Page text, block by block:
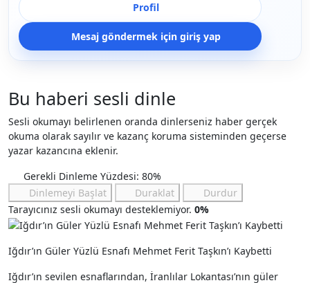
Profil
Mesaj göndermek için giriş yap
Bu haberi sesli dinle
Sesli okumayı belirlenen oranda dinlerseniz haber gerçek
okuma olarak sayılır ve kazanç koruma sisteminden geçerse
yazar kazancına eklenir.
Gerekli Dinleme Yüzdesi: 80%
Dinlemeyi Başlat
Duraklat
Durdur
Tarayıcınız sesli okumayı desteklemiyor. 0%
Iğdır’ın Güler Yüzlü Esnafı Mehmet Ferit Taşkın’ı Kaybetti
Iğdır’ın sevilen esnaflarından, İranlılar Lokantası’nın güler